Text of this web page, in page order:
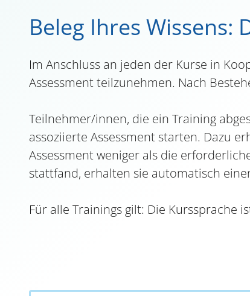
Beleg Ihres Wissens:
Im Anschluss an jeden der Kurse in
Assessment teilzunehmen. Nach
Teilnehmer/innen, die ein Training
assoziierte Assessment starten. Dazu
Assessment weniger als die
stattfand, erhalten sie automatisch
Für alle Trainings gilt: Die Kurssprache